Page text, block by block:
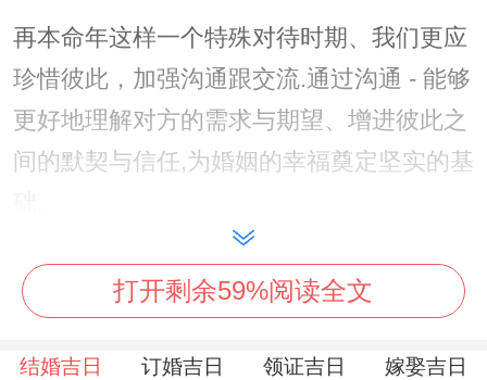
再本命年这样一个特殊对待时期、我们更应
珍惜彼此，加强沟通跟交流.通过沟通 - 能够
更好地理解对方的需求与期望、增进彼此之
间的默契与信任,为婚姻的幸福奠定坚实的基
二、虔诚拜太岁，祈求庇佑
步入本命年的属龙人,今年2024年计划结婚,
首要之务便是心怀敬畏，虔诚地拜谒太岁
打开剩余59%阅读全文
结婚吉日 订婚吉日 领证吉日 嫁娶吉日